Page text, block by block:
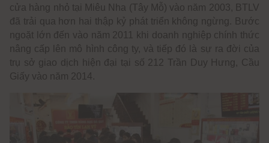
cửa hàng nhỏ tại Miêu Nha (Tây Mỗ) vào năm 2003, BTLV
đã trải qua hơn hai thập kỷ phát triển không ngừng. Bước
ngoặt lớn đến vào năm 2011 khi doanh nghiệp chính thức
nâng cấp lên mô hình công ty, và tiếp đó là sự ra đời của
trụ sở giao dịch hiện đại tại số 212 Trần Duy Hưng, Cầu
Giấy vào năm 2014.